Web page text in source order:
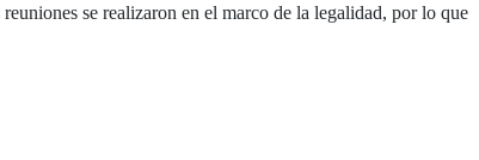
se realizaron en el marco de la legalidad, por lo que